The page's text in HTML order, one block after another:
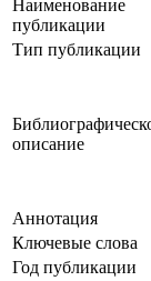
Наименование
публикации
Тип публикации
описание
Аннотация
Ключевые cлова
Год публикации